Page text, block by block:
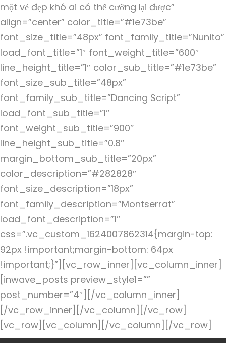
một vẻ đẹp khó ai có thể cưỡng lại được”
align=”center” color_title=”#1e73be”
font_size_title=”48px” font_family_title=”Nunito”
load_font_title=”1″ font_weight_title=”600″
line_height_title=”1″ color_sub_title=”#1e73be”
font_size_sub_title=”48px”
font_family_sub_title=”Dancing Script”
load_font_sub_title=”1″
font_weight_sub_title=”900″
line_height_sub_title=”0.8″
margin_bottom_sub_title=”20px”
color_description=”#282828″
font_size_description=”18px”
font_family_description=”Montserrat”
load_font_description=”1″
css=”.vc_custom_1624007862314{margin-top:
92px !important;margin-bottom: 64px
!important;}”][vc_row_inner][vc_column_inner]
[inwave_posts preview_style1=””
post_number=”4″][/vc_column_inner]
[/vc_row_inner][/vc_column][/vc_row]
[vc_row][vc_column][/vc_column][/vc_row]